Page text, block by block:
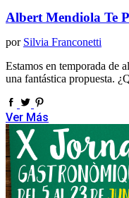
Albert Mendiola Te
por Silvia Franconetti
Estamos en temporada de
una fantástica propuesta.
Ver Más